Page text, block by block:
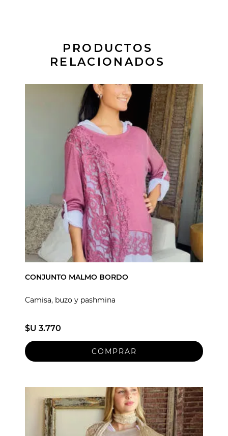
PRODUCTOS
RELACIONADOS
CONJUNTO MALMO BORDO
Camisa, buzo y pashmina
$U 3.770